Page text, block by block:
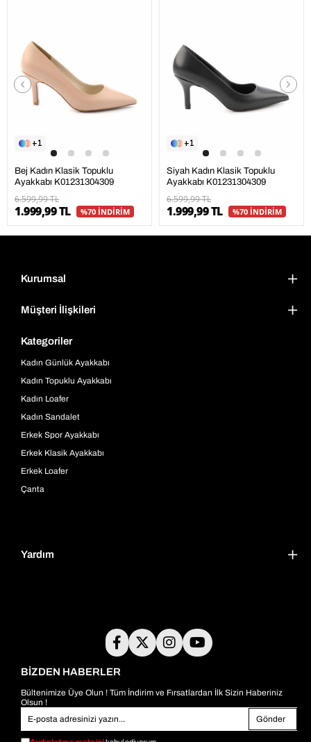
1
Bej Kadın Klasik Topuklu
Ayakkabı K01231304309
6.599,99 TL
1.999,99 TL %70 İNDİRİM
1
Siyah Kadın Klasik Topuklu
Ayakkabı K01231304309
6.599,99 TL
1.999,99 TL %70 İNDİRİM
Kurumsal
Müşteri İlişkileri
Kategoriler
Kadın Günlük Ayakkabı
Kadın Topuklu Ayakkabı
Kadın Loafer
Kadın Sandalet
Erkek Spor Ayakkabı
Erkek Klasik Ayakkabı
Erkek Loafer
Çanta
Yardım
BİZDEN HABERLER
Bültenimize Üye Olun ! Tüm İndirim ve Fırsatlardan İlk Sizin Haberiniz
Olsun !
Gönder